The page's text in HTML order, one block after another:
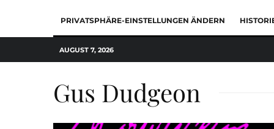
PRIVATSPHÄRE-EINSTELLUNGEN ÄNDERN
AUGUST 7, 2026
Gus Dudgeon